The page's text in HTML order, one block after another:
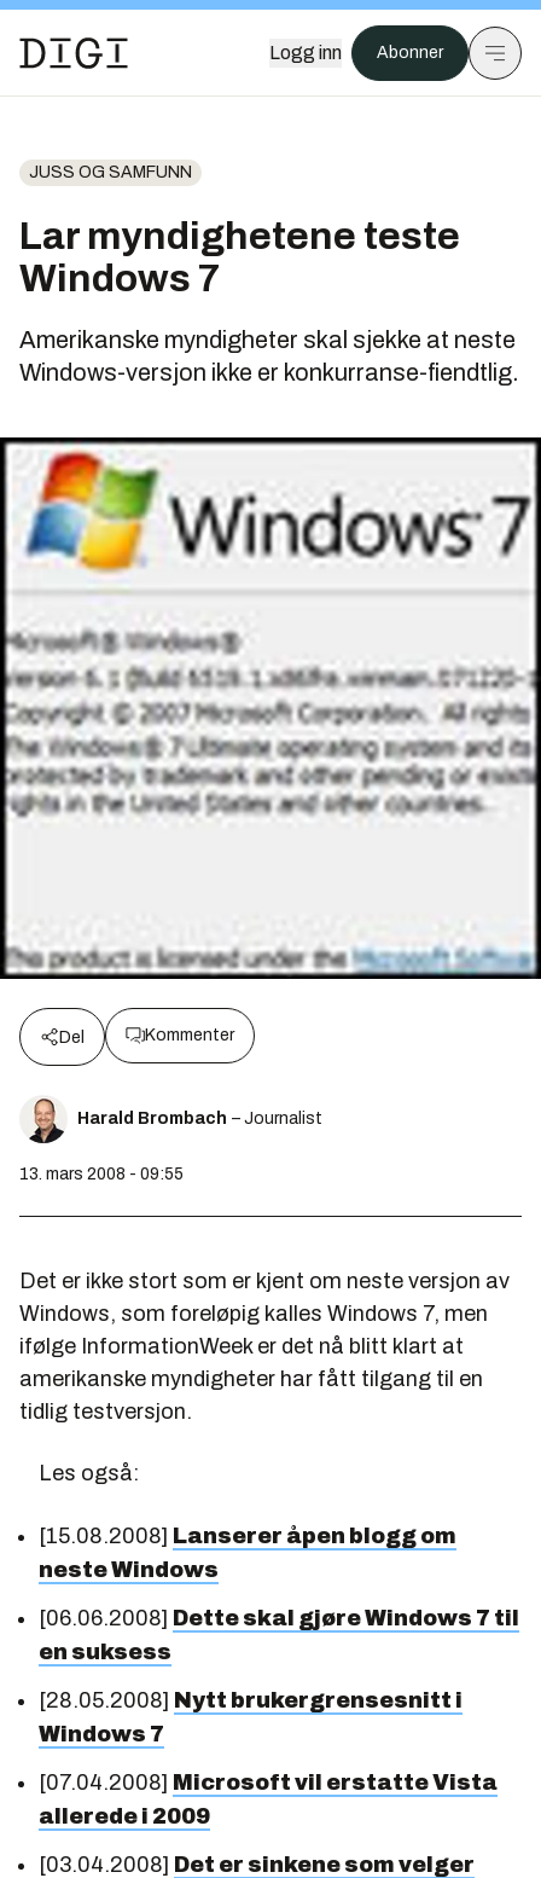
Logg inn Abonner
JUSS OG SAMFUNN
Lar myndighetene teste
Windows 7
Amerikanske myndigheter skal sjekke at neste
Windows-versjon ikke er konkurranse-fiendtlig.
Del Kommenter
Harald Brombach – Journalist
13. mars 2008 - 09:55
Det er ikke stort som er kjent om neste versjon av
Windows, som foreløpig kalles Windows 7, men
ifølge InformationWeek er det nå blitt klart at
amerikanske myndigheter har fått tilgang til en
tidlig testversjon.
Les også:
[15.08.2008] Lanserer åpen blogg om
neste Windows
[06.06.2008] Dette skal gjøre Windows 7 til
en suksess
[28.05.2008] Nytt brukergrensesnitt i
Windows 7
[07.04.2008] Microsoft vil erstatte Vista
allerede i 2009
[03.04.2008] Det er sinkene som velger